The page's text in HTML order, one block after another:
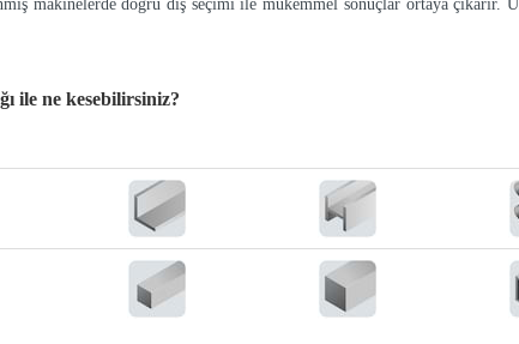
makinelerde doğru diş seçimi ile mükemmel sonuçlar ortaya çıkarır.
ile ne kesebilirsiniz?